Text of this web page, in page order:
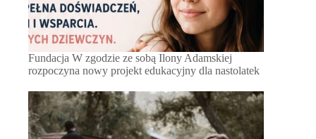
Fundacja W zgodzie ze sobą Ilony Adamskiej
rozpoczyna nowy projekt edukacyjny dla nastolatek